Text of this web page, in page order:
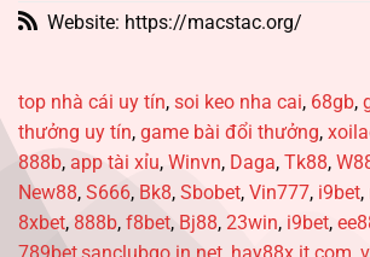
Website: https://macstac.org/
top nhà cái uy tín, soi keo nha cai, 68gb,
thưởng uy tín, game bài đổi thưởng,
888b, app tài xỉu, Winvn, Daga, Tk88,
New88, S666, Bk8, Sbobet, Vin777, i9bet,
8xbet, 888b, f8bet, Bj88, 23win, i9bet,
789betsanclubgo.in.net hay88x.it.com